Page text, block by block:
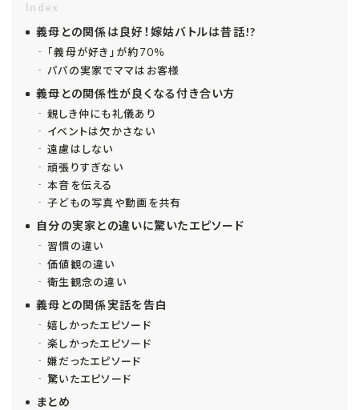
Index
義母との関係は良好！嫁姑バトルは昔話!?
「義母が好き」が約70％
パパの実家でママはお客様
義母との関係性が良くなる付き合い方
親しき仲にも礼儀あり
イベントは欠かさない
遠慮はしない
頑張りすぎない
本音を伝える
子どもの写真や動画を共有
自分の実家との違いに驚いたエピソード
習慣の違い
価値観の違い
衛生観念の違い
義母との関係実話を告白
嬉しかったエピソード
楽しかったエピソード
嫌だったエピソード
驚いたエピソード
まとめ